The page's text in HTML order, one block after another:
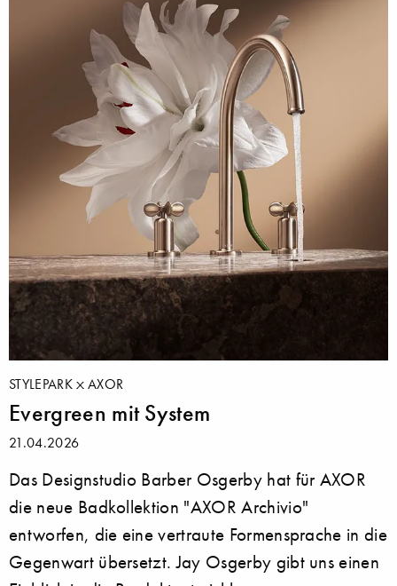
STYLEPARK AXOR
Evergreen mit System
21.04.2026
Das Designstudio Barber Osgerby hat für AXOR
die neue Badkollektion "AXOR Archivio"
entworfen, die eine vertraute Formensprache in die
Gegenwart übersetzt. Jay Osgerby gibt uns einen